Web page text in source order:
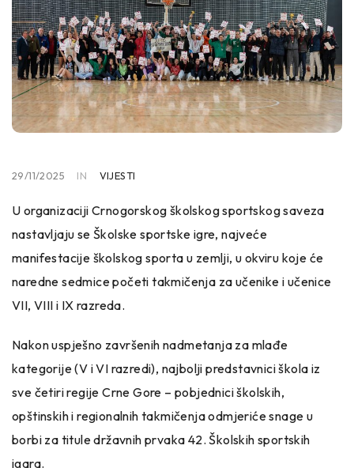
29/11/2025 IN VIJESTI
U organizaciji Crnogorskog školskog sportskog saveza
nastavljaju se Školske sportske igre, najveće
manifestacije školskog sporta u zemlji, u okviru koje će
naredne sedmice početi takmičenja za učenike i učenice
VII, VIII i IX razreda.
Nakon uspješno završenih nadmetanja za mlađe
kategorije (V i VI razredi), najbolji predstavnici škola iz
sve četiri regije Crne Gore – pobjednici školskih,
opštinskih i regionalnih takmičenja odmjeriće snage u
borbi za titule državnih prvaka 42. Školskih sportskih
igara.